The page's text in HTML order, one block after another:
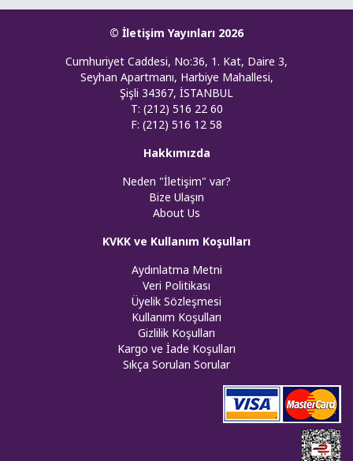
© İletişim Yayınları 2026
Cumhuriyet Caddesi, No:36, 1. Kat, Daire 3,
Seyhan Apartmanı, Harbiye Mahallesi,
Şişli 34367, İSTANBUL
T: (212) 516 22 60
F: (212) 516 12 58
Hakkımızda
Neden "İletişim" var?
Bize Ulaşın
About Us
KVKK ve Kullanım Koşulları
Aydınlatma Metni
Veri Politikası
Üyelik Sözleşmesi
Kullanım Koşulları
Gizlilik Koşulları
Kargo ve İade Koşulları
Sıkça Sorulan Sorular